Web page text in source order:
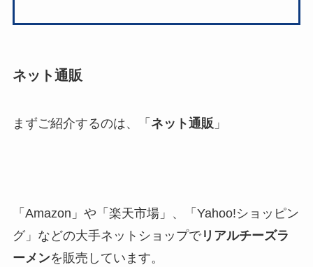
ネット通販
まずご紹介するのは、「 ネット通販 」
「Amazon」や「楽天市場」、「Yahoo!ショッピン
グ」などの大手ネットショップでリアルチーズラ
ーメンを販売しています。